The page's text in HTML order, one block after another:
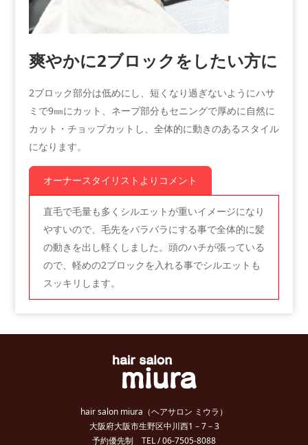
爽やかに2ブロックをしたい方に
2ブロック部分は低めにし、短くなり過ぎないようにハサ
ミで9㎜にカット、ネープ部分もセニングで厚めに自然に
カット・チョップカットし、全体的に動きのあるスタイル
になります。
オーナースタイリストよりコメント
直毛で毛量も多くシルエットが重いイメージになり
やすいので、毛先をバラバラにする事で全体的に髪
の動きを出し軽くしました。頭のハチが張っている
ので、軽めの2ブロックを入れる事でシルエットも
スッキリします。
hair salon miura（ヘアサロン ミウラ）
大阪府大阪市生野区中川西1－7－3
予約優先制 TEL / 06-7505-8088